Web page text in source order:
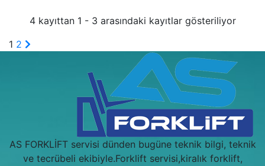
4 kayıttan 1 - 3 arasındaki kayıtlar gösteriliyor
1 2
AS FORKLİFT servisi dünden bugüne teknik bilgi, teknik
ve tecrübeli ekibiyle.Forklift servisi,kiralık forklift,